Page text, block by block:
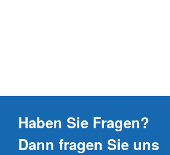
Haben Sie Fragen?
Dann fragen Sie uns